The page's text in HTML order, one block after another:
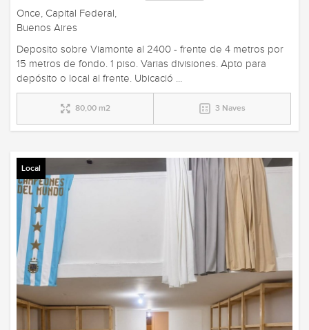
Once, Capital Federal,
Buenos Aires
Deposito sobre Viamonte al 2400 - frente de 4 metros por
15 metros de fondo. 1 piso. Varias divisiones. Apto para
depósito o local al frente. Ubicació ...
80,00 m2 3 Naves
Local